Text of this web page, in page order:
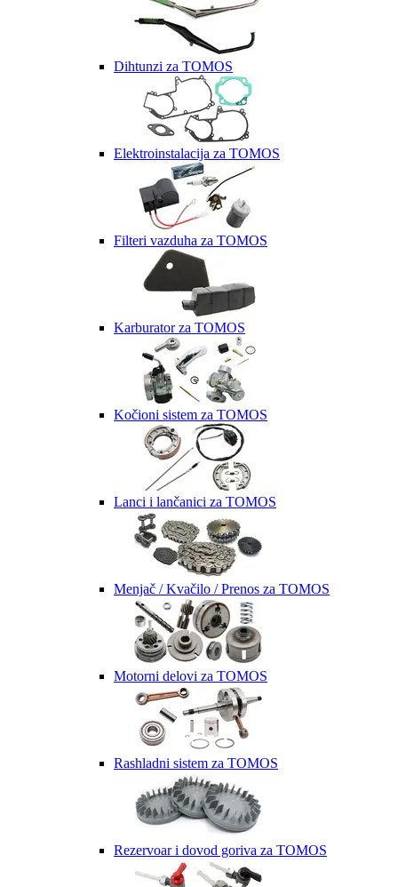
Dihtunzi za TOMOS
Elektroinstalacija za TOMOS
Filteri vazduha za TOMOS
Karburator za TOMOS
Kočioni sistem za TOMOS
Lanci i lančanici za TOMOS
Menjač / Kvačilo / Prenos za TOMOS
Motorni delovi za TOMOS
Rashladni sistem za TOMOS
Rezervoar i dovod goriva za TOMOS